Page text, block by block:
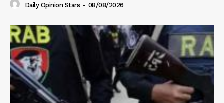
Daily Opinion Stars - 08/08/2026